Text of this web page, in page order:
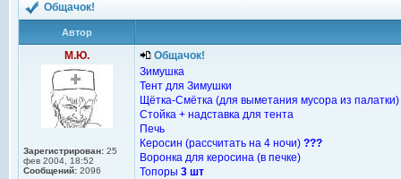
Общачок!
Автор
М.Ю.
Зарегистрирован: 25
фев 2004, 18:52
Сообщений: 2096
Общачок!
Зимушка
Тент для Зимушки
Щётка-Смётка (для выметания мусора из палатки)
Стойка + надставка для тента
Печь
Керосин (рассчитать на 4 ночи) ???
Воронка для керосина (в печке)
Топоры 3 шт